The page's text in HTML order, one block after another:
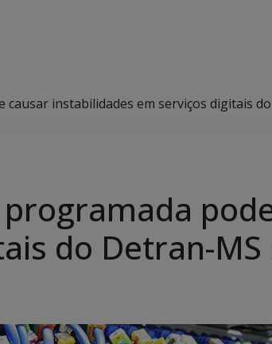
instabilidades em serviços digitais
do Detran-